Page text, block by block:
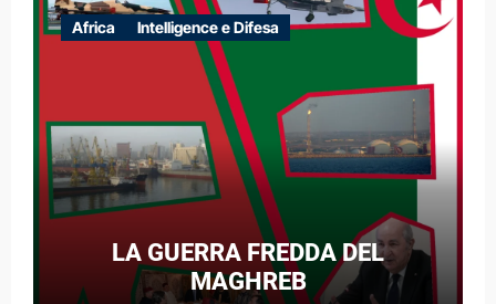
Africa Intelligence e Difesa
LA GUERRA FREDDA DEL
MAGHREB